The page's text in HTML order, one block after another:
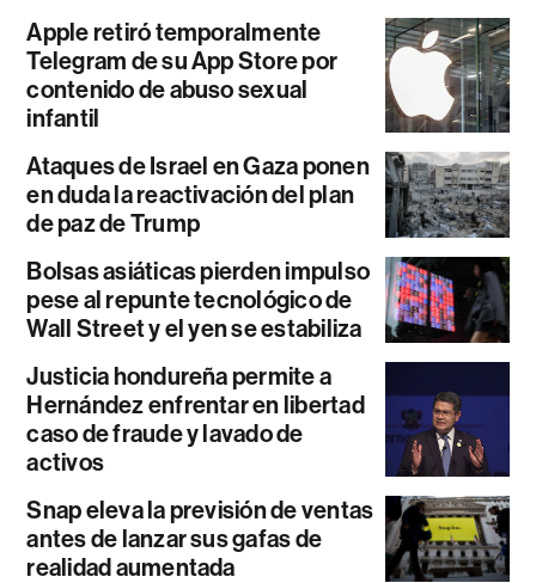
Apple retiró temporalmente
Telegram de su App Store por
contenido de abuso sexual
infantil
Ataques de Israel en Gaza ponen
en duda la reactivación del plan
de paz de Trump
Bolsas asiáticas pierden impulso
pese al repunte tecnológico de
Wall Street y el yen se estabiliza
Justicia hondureña permite a
Hernández enfrentar en libertad
caso de fraude y lavado de
activos
Snap eleva la previsión de ventas
antes de lanzar sus gafas de
realidad aumentada